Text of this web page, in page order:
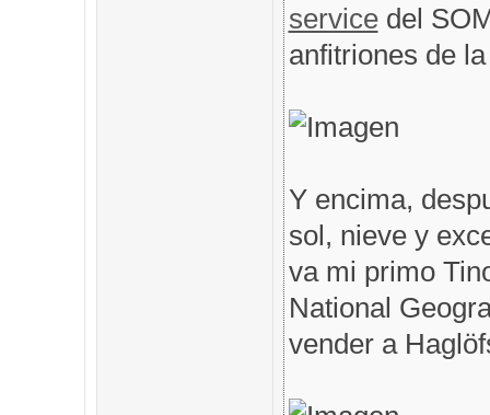
servicedel
anfitriones de
Y encima,
sol, nieve y
va mi primo
National
vender a